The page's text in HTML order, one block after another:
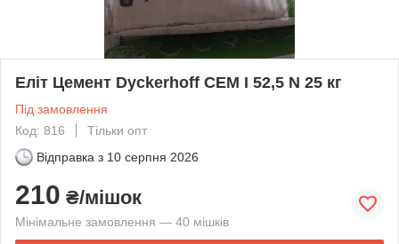
Еліт Цемент Dyckerhoff CEM I 52,5 N 25 кг
Під замовлення
Код: 816
Тільки опт
Відправка з 10 серпня 2026
210 ₴/мішок
Мінімальне замовлення — 40 мішків